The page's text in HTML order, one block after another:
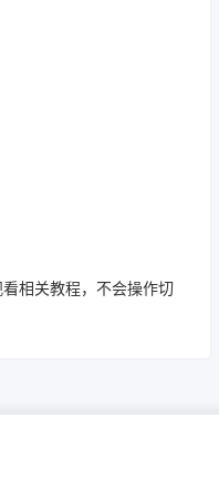
相关教程，不会操作切